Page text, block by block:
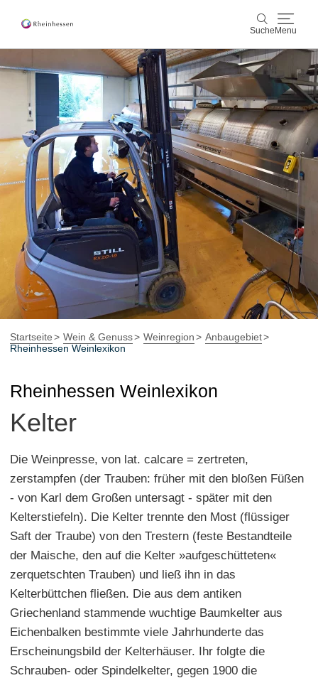
Suche Menu
Suche
Wein & Genuss
Aktiv & Natur
Kultur & Städte
Veranstaltungen
Buchung & Service
Rheinhessen-Blog
Startseite Wein & Genuss Weinregion
Anbaugebiet
Rheinhessen Weinlexikon
Rheinhessen Weinlexikon
Kelter
Die Weinpresse, von lat. calcare = zertreten,
zerstampfen (der Trauben: früher mit den bloßen Füßen
- von Karl dem Großen untersagt - später mit den
Kelterstiefeln). Die Kelter trennte den Most (flüssiger
Saft der Traube) von den Trestern (feste Bestandteile
der Maische, den auf die Kelter »aufgeschütteten«
zerquetschten Trauben) und ließ ihn in das
Kelterbüttchen fließen. Die aus dem antiken
Griechenland stammende wuchtige Baumkelter aus
Eichenbalken bestimmte viele Jahrhunderte das
Erscheinungsbild der Kelterhäuser. Ihr folgte die
Schrauben- oder Spindelkelter, gegen 1900 die